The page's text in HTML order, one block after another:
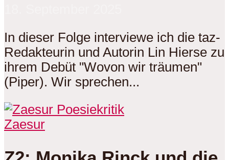
In dieser Folge interviewe ich die taz-
Redakteurin und Autorin Lin Hierse zu
ihrem Debüt "Wovon wir träumen"
(Piper). Wir sprechen...
Zaesur